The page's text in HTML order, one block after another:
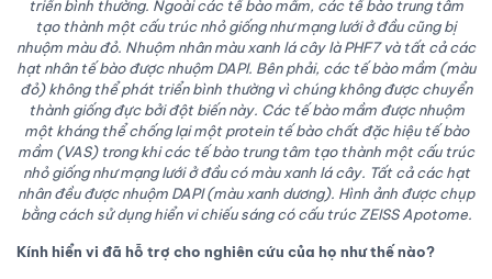
triển bình thường. Ngoài các tế bào mầm, các tế bào trung tâm
tạo thành một cấu trúc nhỏ giống như mạng lưới ở đầu cũng bị
nhuộm màu đỏ. Nhuộm nhân màu xanh lá cây là PHF7 và tất cả các
hạt nhân tế bào được nhuộm DAPI. Bên phải, các tế bào mầm (màu
đỏ) không thể phát triển bình thường vì chúng không được chuyển
thành giống đực bởi đột biến này. Các tế bào mầm được nhuộm
một kháng thể chống lại một protein tế bào chất đặc hiệu tế bào
mầm (VAS) trong khi các tế bào trung tâm tạo thành một cấu trúc
nhỏ giống như mạng lưới ở đầu có màu xanh lá cây. Tất cả các hạt
nhân đều được nhuộm DAPI (màu xanh dương). Hình ảnh được chụp
bằng cách sử dụng hiển vi chiếu sáng có cấu trúc ZEISS Apotome.
Kính hiển vi đã hỗ trợ cho nghiên cứu của họ như thế nào?